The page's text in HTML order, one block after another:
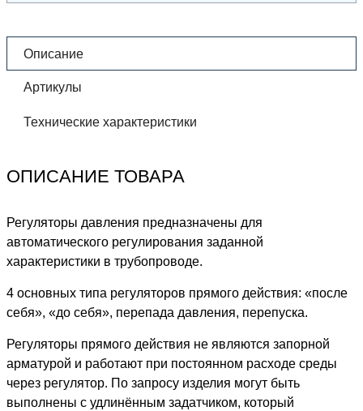
Описание
Артикулы
Технические характеристики
ОПИСАНИЕ ТОВАРА
Регуляторы давления предназначены для
автоматического регулирования заданной
характеристики в трубопроводе.
4 основных типа регуляторов прямого действия: «после
себя», «до себя», перепада давления, перепуска.
Регуляторы прямого действия не являются запорной
арматурой и работают при постоянном расходе среды
через регулятор. По запросу изделия могут быть
выполнены с удлинённым задатчиком, который